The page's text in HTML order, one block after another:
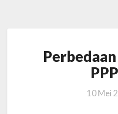
10 Mei